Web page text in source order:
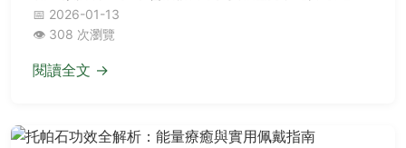
的除霉方式，讓木頭家具恢復原貌。
📅 2026-01-13
👁️ 308 次瀏覽
閱讀全文 →